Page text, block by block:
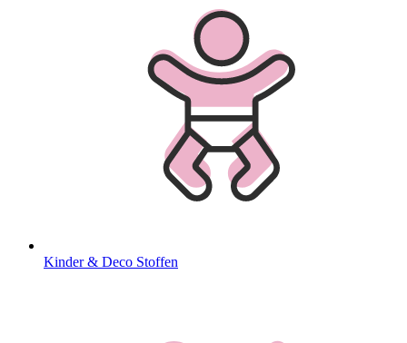
Kinder & Deco Stoffen